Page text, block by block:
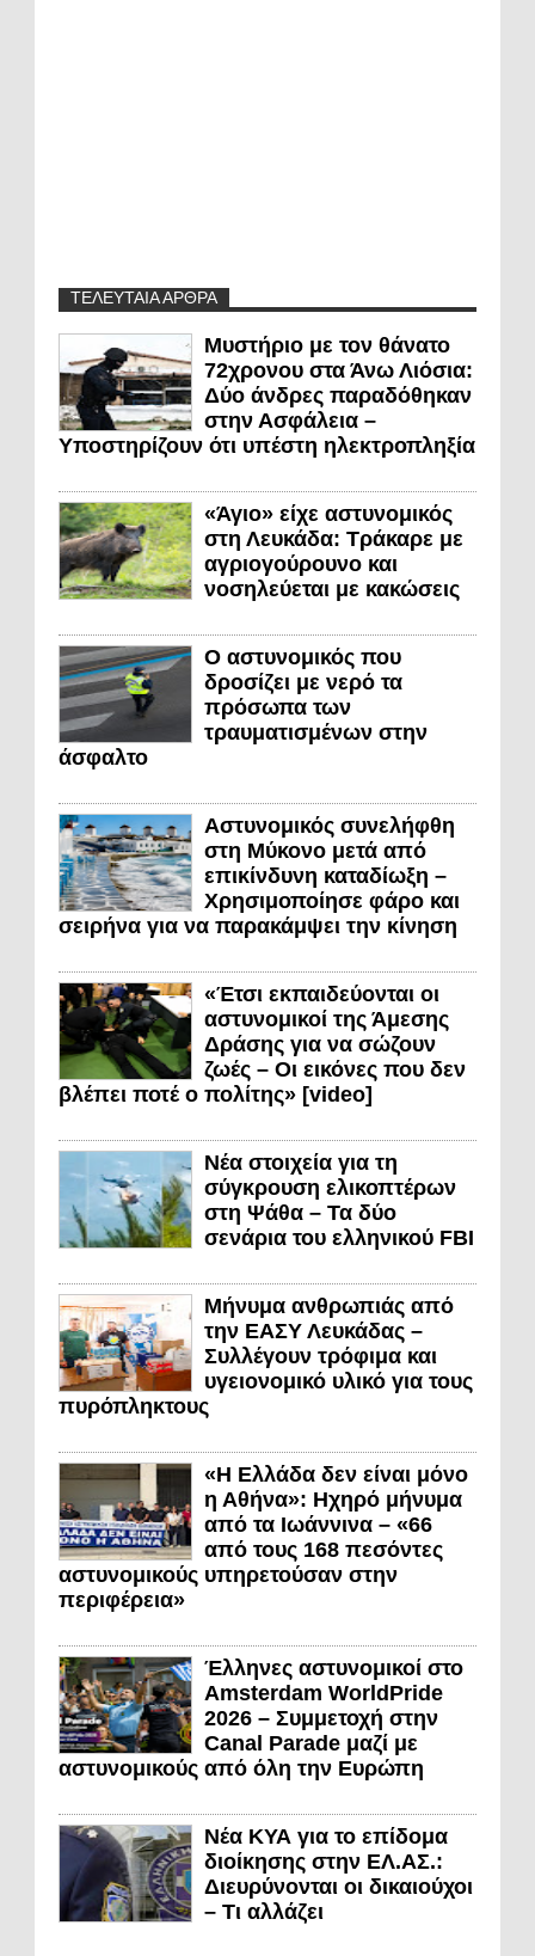
ΤΕΛΕΥΤΑΙΑ ΑΡΘΡΑ
Μυστήριο με τον θάνατο
72χρονου στα Άνω Λιόσια:
Δύο άνδρες παραδόθηκαν
στην Ασφάλεια –
Υποστηρίζουν ότι υπέστη ηλεκτροπληξία
«Άγιο» είχε αστυνομικός
στη Λευκάδα: Τράκαρε με
αγριογούρουνο και
νοσηλεύεται με κακώσεις
Ο αστυνομικός που
δροσίζει με νερό τα
πρόσωπα των
τραυματισμένων στην
άσφαλτο
Αστυνομικός συνελήφθη
στη Μύκονο μετά από
επικίνδυνη καταδίωξη –
Χρησιμοποίησε φάρο και
σειρήνα για να παρακάμψει την κίνηση
«Έτσι εκπαιδεύονται οι
αστυνομικοί της Άμεσης
Δράσης για να σώζουν
ζωές – Οι εικόνες που δεν
βλέπει ποτέ ο πολίτης» [video]
Νέα στοιχεία για τη
σύγκρουση ελικοπτέρων
στη Ψάθα – Τα δύο
σενάρια του ελληνικού FBI
Μήνυμα ανθρωπιάς από
την ΕΑΣΥ Λευκάδας –
Συλλέγουν τρόφιμα και
υγειονομικό υλικό για τους
πυρόπληκτους
«Η Ελλάδα δεν είναι μόνο
η Αθήνα»: Ηχηρό μήνυμα
από τα Ιωάννινα – «66
από τους 168 πεσόντες
αστυνομικούς υπηρετούσαν στην
περιφέρεια»
Έλληνες αστυνομικοί στο
Amsterdam WorldPride
2026 – Συμμετοχή στην
Canal Parade μαζί με
αστυνομικούς από όλη την Ευρώπη
Νέα ΚΥΑ για το επίδομα
διοίκησης στην ΕΛ.ΑΣ.:
Διευρύνονται οι δικαιούχοι
– Τι αλλάζει